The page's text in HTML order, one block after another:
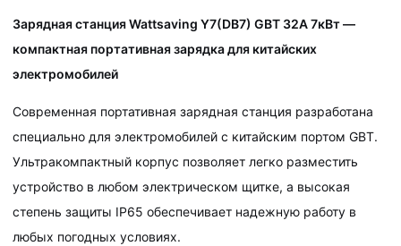
Зарядная станция Wattsaving Y7(DB7) GBT 32A 7кВт —
компактная портативная зарядка для китайских
электромобилей
Современная портативная зарядная станция разработана
специально для электромобилей с китайским портом GBT.
Ультракомпактный корпус позволяет легко разместить
устройство в любом электрическом щитке, а высокая
степень защиты IP65 обеспечивает надежную работу в
любых погодных условиях.